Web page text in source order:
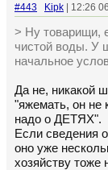
#443 Kipk | 12:26
> Ну товарищи,
чистой воды. У
начальное
Да не, никакой
"яжемать, он не
надо о ДЕТЯХ".
Если сведения
оно уже
хозяйству тоже